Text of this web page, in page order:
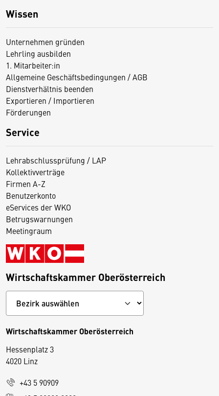
Wissen
Unternehmen gründen
Lehrling ausbilden
1. Mitarbeiter:in
Allgemeine Geschäftsbedingungen / AGB
Dienstverhältnis beenden
Exportieren / Importieren
Förderungen
Service
Lehrabschlussprüfung / LAP
Kollektivverträge
Firmen A-Z
Benutzerkonto
eServices der WKO
Betrugswarnungen
Meetingraum
Wirtschaftskammer Oberösterreich
Wirtschaftskammer Oberösterreich
Hessenplatz 3
4020 Linz
+43 5 90909
D